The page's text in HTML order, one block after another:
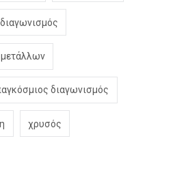
διαγωνισμός
μετάλλων
διαγωνισμός
χρυσός